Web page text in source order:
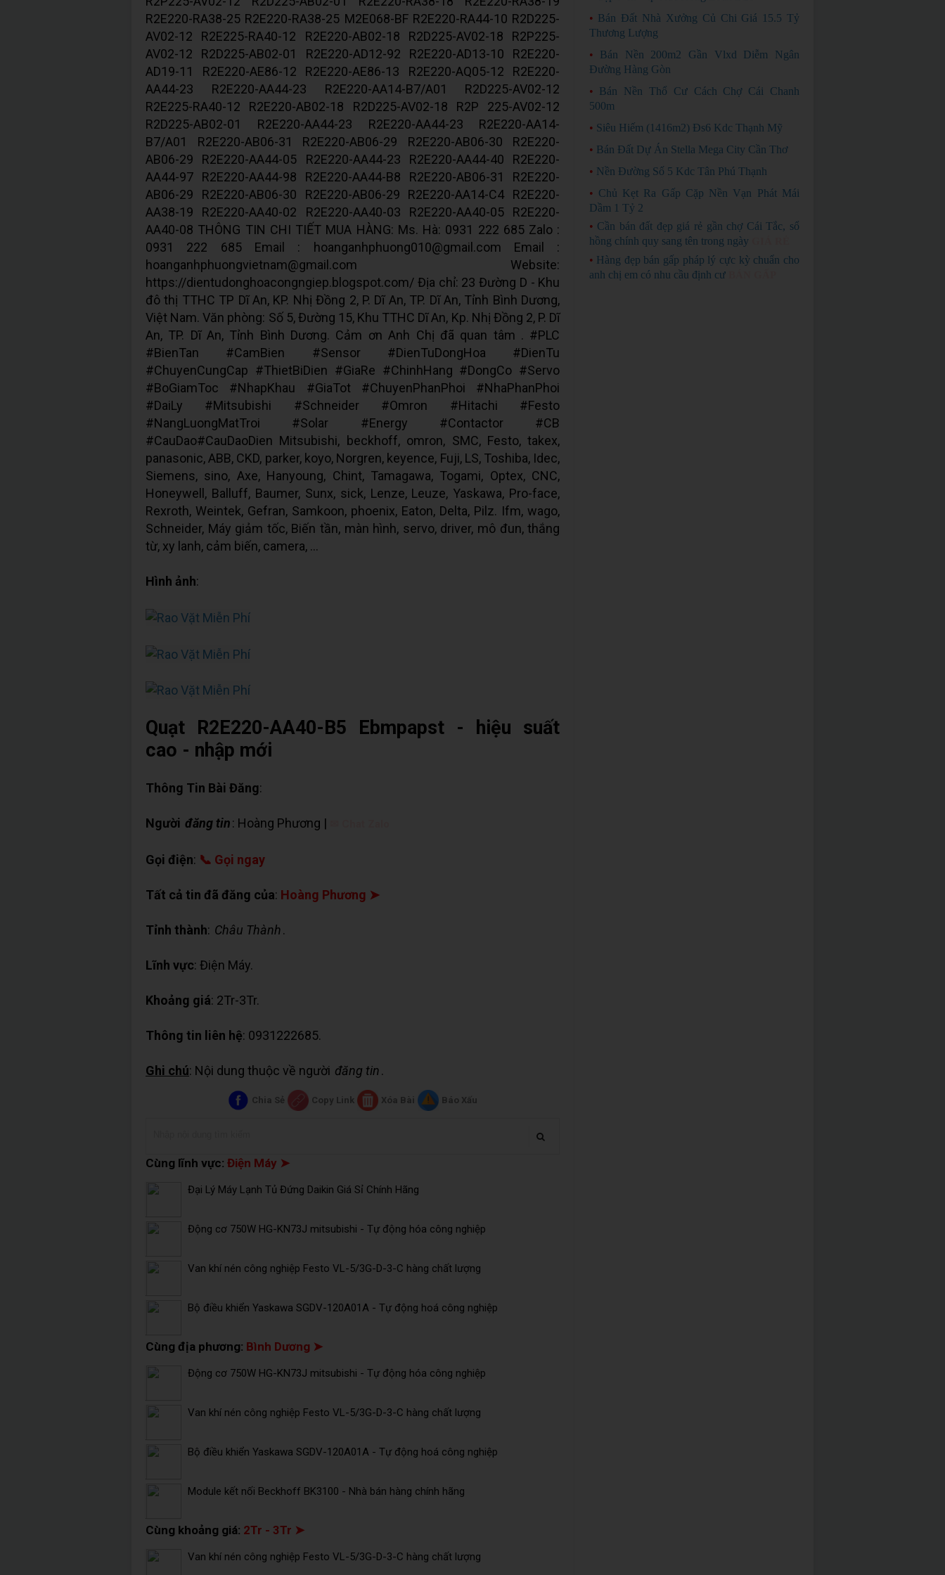
R2E220-RA38-25 R2E220-RA38-25 M2E068-BF R2E220-RA44-10 R2D225-
AV02-12 R2E225-RA40-12 R2E220-AB02-18 R2D225-AV02-18 R2P225-
AV02-12 R2D225-AB02-01 R2E220-AD12-92 R2E220-AD13-10 R2E220-
AD19-11 R2E220-AE86-12 R2E220-AE86-13 R2E220-AQ05-12 R2E220-
AA44-23 R2E220-AA44-23 R2E220-AA14-B7/A01 R2D225-AV02-12
R2E225-RA40-12 R2E220-AB02-18 R2D225-AV02-18 R2P 225-AV02-12
R2D225-AB02-01 R2E220-AA44-23 R2E220-AA44-23 R2E220-AA14-
B7/A01 R2E220-AB06-31 R2E220-AB06-29 R2E220-AB06-30 R2E220-
AB06-29 R2E220-AA44-05 R2E220-AA44-23 R2E220-AA44-40 R2E220-
AA44-97 R2E220-AA44-98 R2E220-AA44-B8 R2E220-AB06-31 R2E220-
AB06-29 R2E220-AB06-30 R2E220-AB06-29 R2E220-AA14-C4 R2E220-
AA38-19 R2E220-AA40-02 R2E220-AA40-03 R2E220-AA40-05 R2E220-
AA40-08 THÔNG TIN CHI TIẾT MUA HÀNG: Ms. Hà: 0931 222 685 Zalo :
0931 222 685 Email : hoanganhphuong010@gmail.com Email :
hoanganhphuongvietnam@gmail.com Website:
https://dientudonghoacongngiep.blogspot.com/ Địa chỉ: 23 Đường D - Khu
đô thị TTHC TP Dĩ An, KP. Nhị Đồng 2, P. Dĩ An, TP. Dĩ An, Tỉnh Bình Dương,
Việt Nam. Văn phòng: Số 5, Đường 15, Khu TTHC Dĩ An, Kp. Nhị Đồng 2, P. Dĩ
An, TP. Dĩ An, Tỉnh Bình Dương. Cảm ơn Anh Chị đã quan tâm . #PLC
#BienTan #CamBien #Sensor #DienTuDongHoa #DienTu
#ChuyenCungCap #ThietBiDien #GiaRe #ChinhHang #DongCo #Servo
#BoGiamToc #NhapKhau #GiaTot #ChuyenPhanPhoi #NhaPhanPhoi
#DaiLy #Mitsubishi #Schneider #Omron #Hitachi #Festo
#NangLuongMatTroi #Solar #Energy #Contactor #CB
#CauDao#CauDaoDien Mitsubishi, beckhoff, omron, SMC, Festo, takex,
panasonic, ABB, CKD, parker, koyo, Norgren, keyence, Fuji, LS, Toshiba, Idec,
Siemens, sino, Axe, Hanyoung, Chint, Tamagawa, Togami, Optex, CNC,
Honeywell, Balluff, Baumer, Sunx, sick, Lenze, Leuze, Yaskawa, Pro-face,
Rexroth, Weintek, Gefran, Samkoon, phoenix, Eaton, Delta, Pilz. Ifm, wago,
Schneider, Máy giảm tốc, Biến tần, màn hình, servo, driver, mô đun, thắng
từ, xy lanh, cảm biến, camera, ...
Hình ảnh:
Quạt R2E220-AA40-B5 Ebmpapst - hiệu suất
cao - nhập mới
Thông Tin Bài Đăng:
Người đăng tin: Hoàng Phương |
Gọi điện: 📞 Gọi ngay
Tất cả tin đã đăng của: Hoàng Phương ➤
Tỉnh thành: Châu Thành.
Lĩnh vực: Điện Máy.
Khoảng giá: 2Tr-3Tr.
Thông tin liên hệ: 0931222685.
Ghi chú: Nội dung thuộc về người đăng tin.
Chia Sẻ Copy Link Xóa Bài Báo Xấu
Cùng lĩnh vực: Điện Máy ➤
Đại Lý Máy Lạnh Tủ Đứng Daikin Giá Sỉ Chính Hãng
Động cơ 750W HG-KN73J mitsubishi - Tự động hóa công nghiệp
Van khí nén công nghiệp Festo VL-5/3G-D-3-C hàng chất lượng
Bộ điều khiển Yaskawa SGDV-120A01A - Tự động hoá công nghiệp
Cùng địa phương: Bình Dương ➤
Động cơ 750W HG-KN73J mitsubishi - Tự động hóa công nghiệp
Van khí nén công nghiệp Festo VL-5/3G-D-3-C hàng chất lượng
Bộ điều khiển Yaskawa SGDV-120A01A - Tự động hoá công nghiệp
Module kết nối Beckhoff BK3100 - Nhà bán hàng chính hãng
Cùng khoảng giá: 2Tr - 3Tr ➤
Van khí nén công nghiệp Festo VL-5/3G-D-3-C hàng chất lượng
• Bán Đất Nhà Xưởng Củ Chi Giá 15.5 Tỷ
Thương Lượng
• Bán Nền 200m2 Gần Vlxd Diễm Ngân
Đường Hàng Gòn
• Bán Nền Thổ Cư Cách Chợ Cái Chanh
500m
• Siêu Hiếm (1416m2) Đs6 Kdc Thạnh Mỹ
• Bán Đất Dự Án Stella Mega City Cần Thơ
• Nền Đường Số 5 Kdc Tân Phú Thạnh
• Chủ Kẹt Ra Gấp Cặp Nền Vạn Phát Mái
Dầm 1 Tỷ 2
• Cần bán đất đẹp giá rẻ gần chợ Cái Tắc, sổ
hồng chính quy sang tên trong ngày
• Hàng đẹp bán gấp pháp lý cực kỳ chuẩn cho
anh chị em có nhu cầu định cư